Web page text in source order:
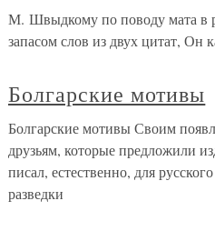
М. Швыдкому по поводу мата в
запасом слов из двух цитат, Он
Болгарские мотивы
Болгарские мотивы Своим
друзьям, которые предложили
писал, естественно, для
разведки